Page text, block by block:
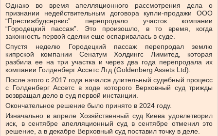
Однако во время апелляционного рассмотрения дела о
признании недействительным договора купли-продажи ООО
“Престижбудсервис” перепродало участок компании
“Городецкий пассаж”. Это произошло, в то время, когда
законность первой сделки еще оспаривалась в суде.
Спустя неделю Городецкий пассаж перепродал землю
кипрской компании Сенатум Холдингс Лимитед, которая
разбила ее на три участка и через два года перепродала их
компании Голденберг Ассетс Лтд (Goldenberg Assets Ltd).
После этого с 2017 года начался длительный судебный процесс
с Голденберг Ассетс в ходе которого Верховный суд трижды
возвращал дело в суд первой инстанции.
Окончательное решение было принято в 2024 году.
Изначально в апреле Хозяйственный суд Киева удовлетворил
иск, в сентябре апелляционный суд в сентябре отменил это
решение, а в декабре Верховный суд поставил точку в деле.